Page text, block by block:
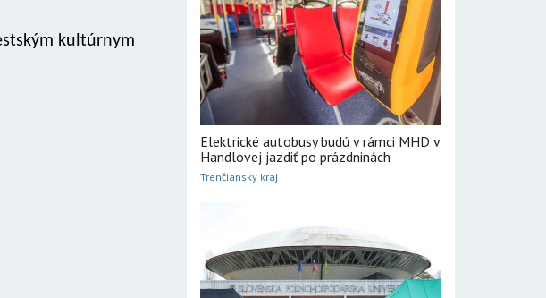
kultúrnym
Elektrické autobusy budú v rámci MHD v
Handlovej jazdiť po prázdninách
Trenčiansky kraj